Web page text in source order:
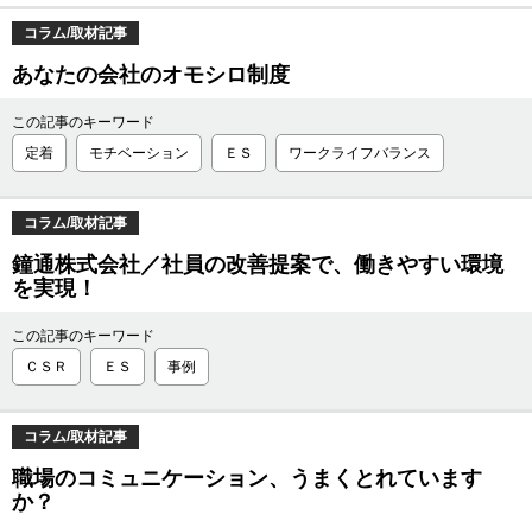
コラム/取材記事
あなたの会社のオモシロ制度
この記事のキーワード
定着
モチベーション ＥＳ ワークライフバランス
コラム/取材記事
鐘通株式会社／社員の改善提案で、働きやすい環境
を実現！
この記事のキーワード
ＣＳＲ
ＥＳ 事例
コラム/取材記事
職場のコミュニケーション、うまくとれています
か？